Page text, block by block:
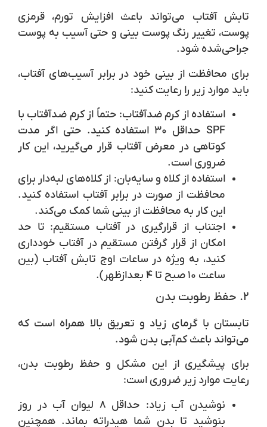
تابش آفتاب می‌تواند باعث افزایش تورم، قرمزی
پوست، تغییر رنگ پوست بینی و حتی آسیب به پوست
جراحی‌شده شود.
برای محافظت از بینی خود در برابر آسیب‌های آفتاب،
باید موارد زیر را رعایت کنید:
استفاده از کرم ضدآفتاب: حتماً از کرم ضدآفتاب با
SPF حداقل ۳۰ استفاده کنید. حتی اگر مدت
کوتاهی در معرض آفتاب قرار می‌گیرید، این کار
ضروری است.
استفاده از کلاه و سایه‌بان: از کلاه‌های لبه‌دار برای
محافظت از صورت در برابر آفتاب استفاده کنید.
این کار به محافظت از بینی شما کمک می‌کند.
اجتناب از قرارگیری در آفتاب مستقیم: تا حد
امکان از قرار گرفتن مستقیم در آفتاب خودداری
کنید، به ویژه در ساعات اوج تابش آفتاب (بین
ساعت ۱۰ صبح تا ۴ بعدازظهر).
۲. حفظ رطوبت بدن
تابستان با گرمای زیاد و تعریق بالا همراه است که
می‌تواند باعث کم‌آبی بدن شود.
برای پیشگیری از این مشکل و حفظ رطوبت بدن،
رعایت موارد زیر ضروری است:
نوشیدن آب زیاد
: حداقل ۸ لیوان آب در روز
بنوشید تا بدن شما هیدراته بماند. همچنین